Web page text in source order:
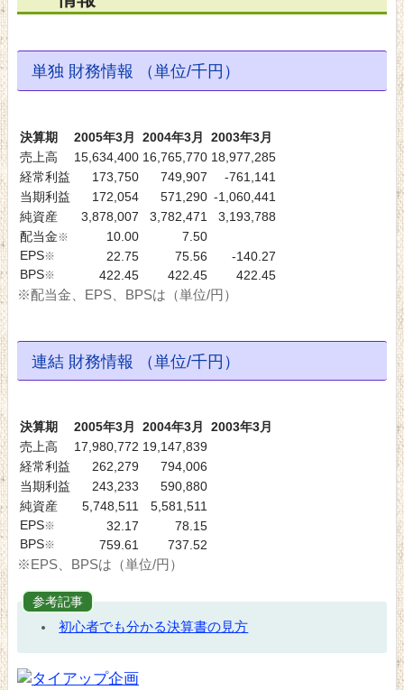
単独 財務情報 （単位/千円）
決算期 2005年3月 2004年3月
2003年3月
売上高
15,634,400 16,765,770 18,977,285
経常利益
173,750 749,907
-761,141
当期利益
172,054 571,290 -1,060,441
純資産
3,878,007 3,782,471
3,193,788
配当金※ 10.00
7.50
EPS※ 22.75 75.56
-140.27
BPS※ 422.45 422.45 422.45
※配当金、EPS、BPSは（単位/円）
連結 財務情報 （単位/千円）
決算期 2005年3月 2004年3月
2003年3月
売上高
17,980,772 19,147,839
経常利益
262,279
794,006
当期利益
243,233
590,880
純資産
5,748,511
5,581,511
EPS※ 32.17
78.15
BPS※ 759.61 737.52
※EPS、BPSは（単位/円）
参考記事
初心者でも分かる決算書の見方